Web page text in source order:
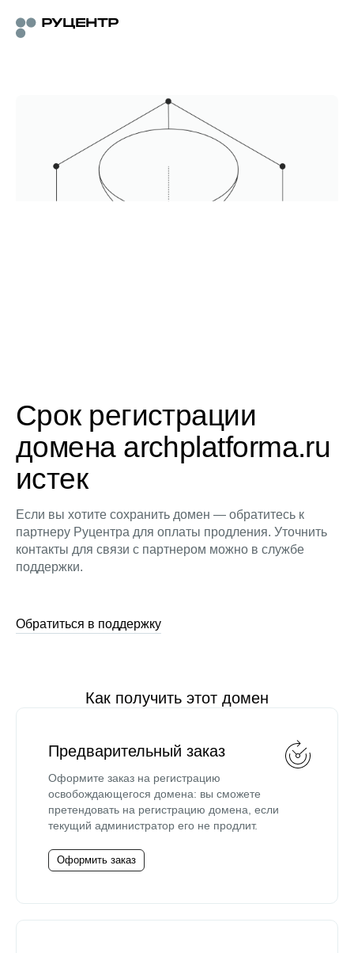
Срок регистрации
домена archplatforma.ru
истек
Если вы хотите сохранить домен — обратитесь к
партнеру Руцентра для оплаты продления. Уточнить
контакты для связи с партнером можно в службе
поддержки.
Обратиться в поддержку
Как получить этот домен
Предварительный заказ
Оформите заказ на регистрацию
освобождающегося домена: вы сможете
претендовать на регистрацию домена, если
текущий администратор его не продлит.
Оформить заказ